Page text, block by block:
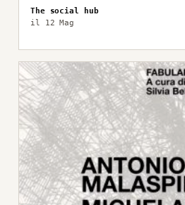
The social hub
il 12 Mag